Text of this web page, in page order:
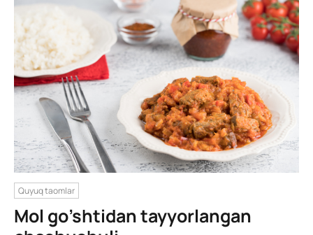
Quyuq taomlar
Mol go’shtidan tayyorlangan